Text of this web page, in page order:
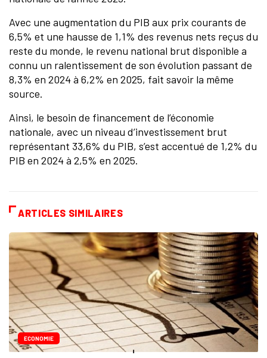
Avec une augmentation du PIB aux prix courants de
6,5% et une hausse de 1,1% des revenus nets reçus du
reste du monde, le revenu national brut disponible a
connu un ralentissement de son évolution passant de
8,3% en 2024 à 6,2% en 2025, fait savoir la même
source.
Ainsi, le besoin de financement de l’économie
nationale, avec un niveau d’investissement brut
représentant 33,6% du PIB, s’est accentué de 1,2% du
PIB en 2024 à 2,5% en 2025.
ARTICLES SIMILAIRES
ECONOMIE